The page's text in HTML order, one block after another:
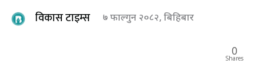
विकास टाइम्स ७ फाल्गुन २०८२, बिहिबार
0
Shares